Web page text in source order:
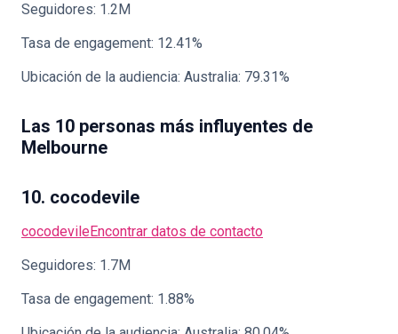
Seguidores: 1.2M
Tasa de engagement: 12.41%
Ubicación de la audiencia: Australia: 79.31%
Las 10 personas más influyentes de
Melbourne
10. cocodevile
cocodevileEncontrar datos de contacto
Seguidores: 1.7M
Tasa de engagement: 1.88%